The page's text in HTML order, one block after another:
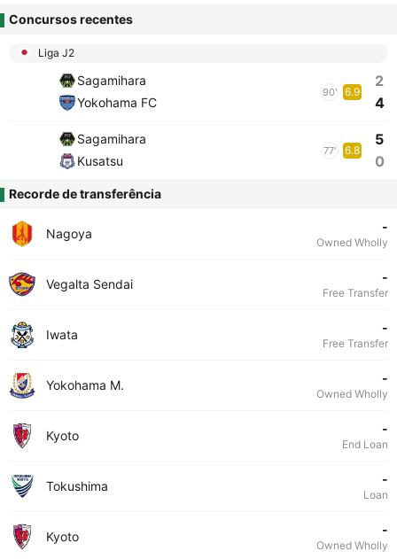
Concursos recentes
Liga J2
Sagamihara
Yokohama FC
90' 6.9
2
4
Sagamihara
Kusatsu
77' 6.8
5
0
Recorde de transferência
Nagoya -
Owned Wholly
Vegalta Sendai -
Free Transfer
Iwata -
Free Transfer
Yokohama M. -
Owned Wholly
Kyoto -
End Loan
Tokushima -
Loan
Kyoto -
Owned Wholly